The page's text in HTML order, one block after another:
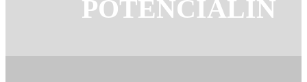
POTENCIALIN